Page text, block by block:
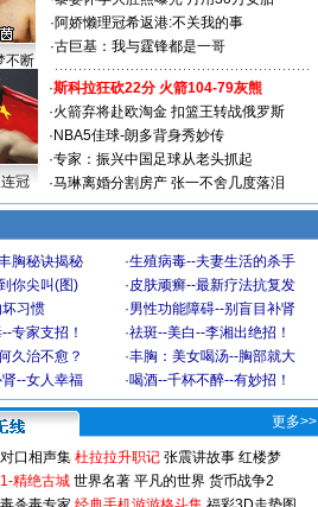
不断
·阿娇懒理冠希返港:不关我的事
·古巨基：我与霆锋都是一哥
冠
·斯科拉狂砍22分 火箭104-79灰熊
·火箭弃将赴欧淘金 扣篮王转战俄罗斯
· NBA5佳球-朗多背身秀妙传
·专家：振兴中国足球从老头抓起
·马琳离婚分割房产 张一不舍几度落泪
胸秘诀揭秘 ·生殖病毒--夫妻生活的杀手
你尖叫(图) ·皮肤顽癣--最新疗法抗复发
习惯 ·男性功能障碍--别盲目补肾
专家支招！ ·祛斑--美白--李湘出绝招！
久治不愈？ ·丰胸：美女喝汤--胸部就大
--女人幸福 ·喝酒--千杯不醉--有妙招！
更多>>
口相声集 杜拉拉升职记 张震讲故事 红楼梦
精绝古城 世界名著 平凡的世界 货币战争2